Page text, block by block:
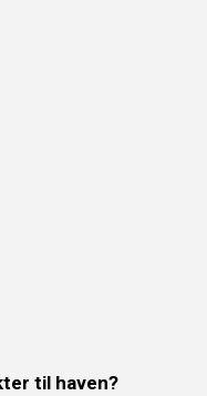
til haven?